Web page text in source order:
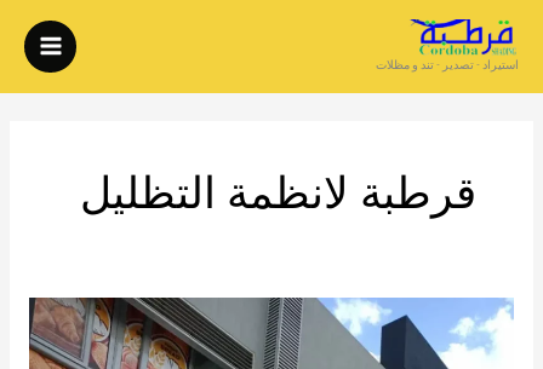
تخطي
المحتوى
استيراد - تصدير - تند و مظلات
قرطبة لانظمة التظليل